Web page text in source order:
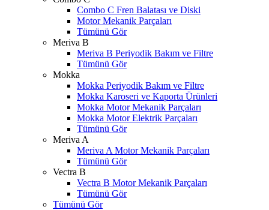
Combo C Fren Balatası ve Diski
Motor Mekanik Parçaları
Tümünü Gör
Meriva B
Meriva B Periyodik Bakım ve Filtre
Tümünü Gör
Mokka
Mokka Periyodik Bakım ve Filtre
Mokka Karoseri ve Kaporta Ürünleri
Mokka Motor Mekanik Parçaları
Mokka Motor Elektrik Parçaları
Tümünü Gör
Meriva A
Meriva A Motor Mekanik Parçaları
Tümünü Gör
Vectra B
Vectra B Motor Mekanik Parçaları
Tümünü Gör
Tümünü Gör